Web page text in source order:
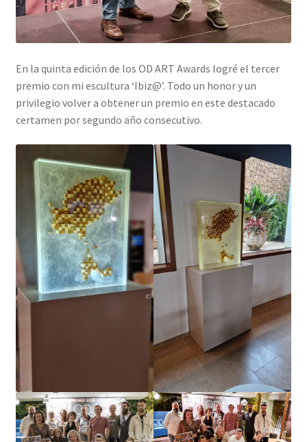
En la quinta edición de los OD ART Awards logré el tercer
premio con mi escultura ‘Ibiz@’. Todo un honor y un
privilegio volver a obtener un premio en este destacado
certamen por segundo año consecutivo.